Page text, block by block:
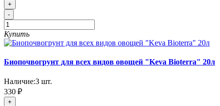
+
-
Купить
Биопочвогрунт для всех видов овощей "Keva Bioterra" 20л
Наличие:3 шт.
330 ₽
+